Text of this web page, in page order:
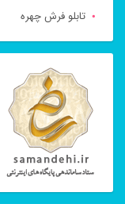
تابلو فرش چهره